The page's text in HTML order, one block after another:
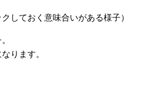
しておく意味合いがある様子）
ります。